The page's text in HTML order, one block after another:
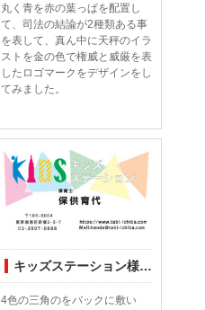
丸く青を赤の葉っぱを配置し
て、司法の結論が2種類ある事
を表して、真ん中に天秤のイラ
ストを金の色で権威と威厳を表
したロゴマークをデザインをし
てみました。
キッズステーション様の名刺印刷デザインしてみました
4色の三角のをバックに敷い